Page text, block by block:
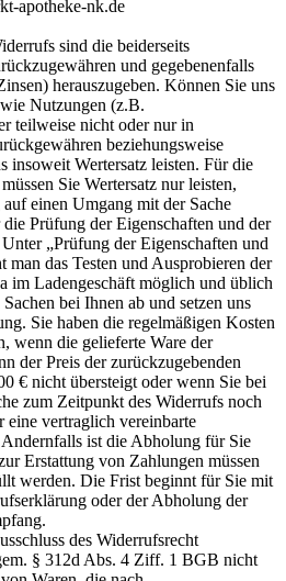
apotheke-nk.de
sind die beiderseits
und gegebenenfalls
herauszugeben. Können Sie uns
Nutzungen (z.B.
teilweise nicht oder nur in
beziehungsweise
insoweit Wertersatz leisten. Für die
Sie Wertersatz nur leisten,
einen Umgang mit der Sache
Prüfung der Eigenschaften und der
„Prüfung der Eigenschaften und
man das Testen und Ausprobieren der
im Ladengeschäft möglich und üblich
bei Ihnen ab und setzen uns
Sie haben die regelmäßigen Kosten
wenn die gelieferte Ware der
der Preis der zurückzugebenden
€ nicht übersteigt oder wenn Sie bei
zum Zeitpunkt des Widerrufs noch
eine vertraglich vereinbarte
ist die Abholung für Sie
Erstattung von Zahlungen müssen
werden. Die Frist beginnt für Sie mit
oder der Abholung der
des Widerrufsrecht
§ 312d Abs. 4 Ziff. 1 BGB nicht